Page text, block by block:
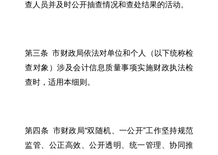
查人员并及时公开抽查情况和查处结果的活动。
第三条 市财政局依法对单位和个人（以下统称检
查对象）涉及会计信息质量事项实施财政执法检
查时，适用本细则。
第四条 市财政局“双随机、一公开”工作坚持规范
监管、公正高效、公开透明、统一管理、协同推